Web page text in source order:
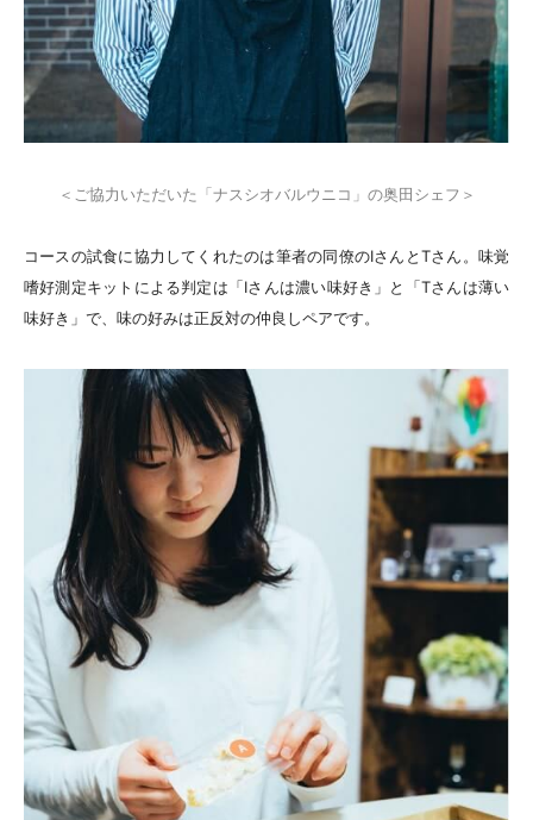
＜ご協力いただいた「ナスシオバルウニコ」の奥田シェフ＞
コースの試食に協力してくれたのは筆者の同僚のIさんとTさん。味覚
嗜好測定キットによる判定は「Iさんは濃い味好き」と「Tさんは薄い
味好き」で、味の好みは正反対の仲良しペアです。